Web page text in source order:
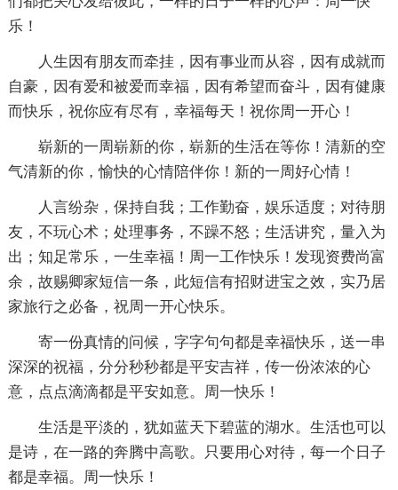
乐！
人生因有朋友而牵挂，因有事业而从容，因有成就而
自豪，因有爱和被爱而幸福，因有希望而奋斗，因有健康
而快乐，祝你应有尽有，幸福每天！祝你周一开心！
崭新的一周崭新的你，崭新的生活在等你！清新的空
气清新的你，愉快的心情陪伴你！新的一周好心情！
人言纷杂，保持自我；工作勤奋，娱乐适度；对待朋
友，不玩心术；处理事务，不躁不怒；生活讲究，量入为
出；知足常乐，一生幸福！周一工作快乐！发现资费尚富
余，故赐卿家短信一条，此短信有招财进宝之效，实乃居
家旅行之必备，祝周一开心快乐。
寄一份真情的问候，字字句句都是幸福快乐，送一串
深深的祝福，分分秒秒都是平安吉祥，传一份浓浓的心
意，点点滴滴都是平安如意。周一快乐！
生活是平淡的，犹如蓝天下碧蓝的湖水。生活也可以
是诗，在一路的奔腾中高歌。只要用心对待，每一个日子
都是幸福。周一快乐！